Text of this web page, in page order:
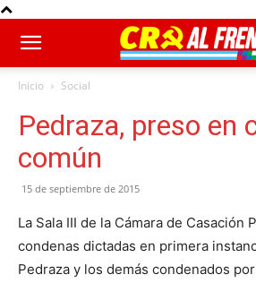
Inicio Social
Pedraza, preso en
común
15 de septiembre de 2015
La Sala III de la Cámara de Casación
condenas dictadas en primera
Pedraza y los demás condenados